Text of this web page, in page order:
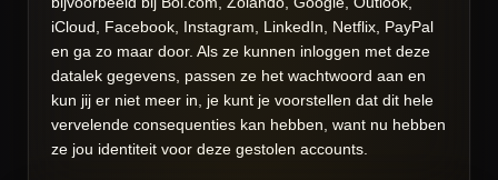
iCloud, Facebook, Instagram, LinkedIn, Netflix, PayPal
en ga zo maar door. Als ze kunnen inloggen met deze
datalek gegevens, passen ze het wachtwoord aan en
kun jij er niet meer in, je kunt je voorstellen dat dit hele
vervelende consequenties kan hebben, want nu hebben
ze jou identiteit voor deze gestolen accounts.